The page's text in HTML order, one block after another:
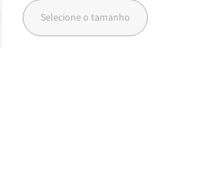
Selecione o tamanho